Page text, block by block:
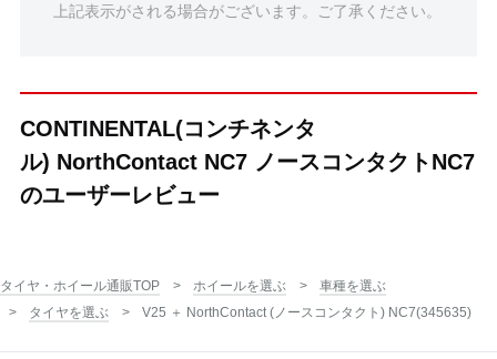
上記表示がされる場合がございます。ご了承ください。
CONTINENTAL(コンチネンタ
ル) NorthContact NC7 ノースコンタクトNC7
のユーザーレビュー
タイヤ・ホイール通販TOP ホイールを選ぶ
車種を選ぶ
タイヤを選ぶ
V25 ＋ NorthContact (ノースコンタクト) NC7(345635)